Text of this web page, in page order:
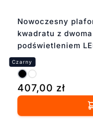
Nowoczesny
kwadratu z
podświetleniem
407,00 zł